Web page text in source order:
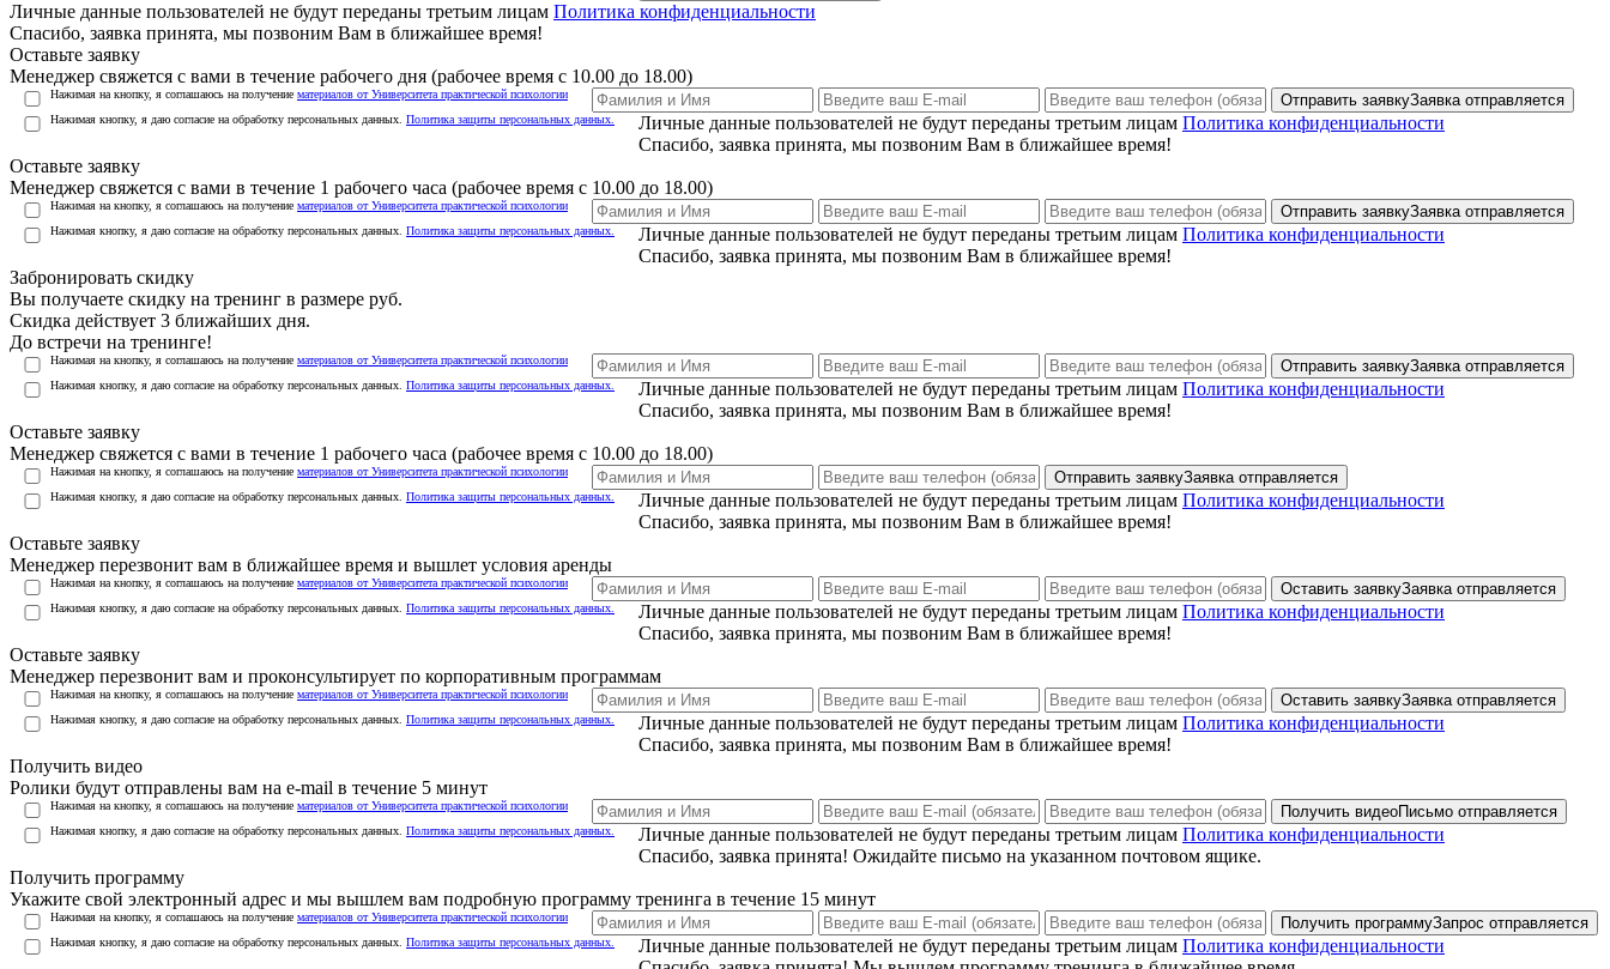
Личные данные пользователей не будут переданы третьим лицам Политика конфиденциальности
Спасибо, заявка принята, мы позвоним Вам в ближайшее время!
Оставьте заявку
Менеджер свяжется с вами в течение рабочего дня (рабочее время с 10.00 до 18.00)
Нажимая на кнопку, я соглашаюсь на получение материалов от Университета практической психологии
Нажимая кнопку, я даю согласие на обработку персональных данных. Политика защиты персональных данных.
Отправить заявкуЗаявка отправляется
Личные данные пользователей не будут переданы третьим лицам Политика конфиденциальности
Спасибо, заявка принята, мы позвоним Вам в ближайшее время!
Оставьте заявку
Менеджер свяжется с вами в течение 1 рабочего часа (рабочее время с 10.00 до 18.00)
Нажимая на кнопку, я соглашаюсь на получение материалов от Университета практической психологии
Нажимая кнопку, я даю согласие на обработку персональных данных. Политика защиты персональных данных.
Отправить заявкуЗаявка отправляется
Личные данные пользователей не будут переданы третьим лицам Политика конфиденциальности
Спасибо, заявка принята, мы позвоним Вам в ближайшее время!
Забронировать скидку
Вы получаете скидку на тренинг в размере руб.
Скидка действует 3 ближайших дня.
До встречи на тренинге!
Нажимая на кнопку, я соглашаюсь на получение материалов от Университета практической психологии
Нажимая кнопку, я даю согласие на обработку персональных данных. Политика защиты персональных данных.
Отправить заявкуЗаявка отправляется
Личные данные пользователей не будут переданы третьим лицам Политика конфиденциальности
Спасибо, заявка принята, мы позвоним Вам в ближайшее время!
Оставьте заявку
Менеджер свяжется с вами в течение 1 рабочего часа (рабочее время с 10.00 до 18.00)
Нажимая на кнопку, я соглашаюсь на получение материалов от Университета практической психологии
Нажимая кнопку, я даю согласие на обработку персональных данных. Политика защиты персональных данных.
Отправить заявкуЗаявка отправляется
Личные данные пользователей не будут переданы третьим лицам Политика конфиденциальности
Спасибо, заявка принята, мы позвоним Вам в ближайшее время!
Оставьте заявку
Менеджер перезвонит вам в ближайшее время и вышлет условия аренды
Нажимая на кнопку, я соглашаюсь на получение материалов от Университета практической психологии
Нажимая кнопку, я даю согласие на обработку персональных данных. Политика защиты персональных данных.
Оставить заявкуЗаявка отправляется
Личные данные пользователей не будут переданы третьим лицам Политика конфиденциальности
Спасибо, заявка принята, мы позвоним Вам в ближайшее время!
Оставьте заявку
Менеджер перезвонит вам и проконсультирует по корпоративным программам
Нажимая на кнопку, я соглашаюсь на получение материалов от Университета практической психологии
Нажимая кнопку, я даю согласие на обработку персональных данных. Политика защиты персональных данных.
Оставить заявкуЗаявка отправляется
Личные данные пользователей не будут переданы третьим лицам Политика конфиденциальности
Спасибо, заявка принята, мы позвоним Вам в ближайшее время!
Получить видео
Ролики будут отправлены вам на e-mail в течение 5 минут
Нажимая на кнопку, я соглашаюсь на получение материалов от Университета практической психологии
Нажимая кнопку, я даю согласие на обработку персональных данных. Политика защиты персональных данных.
Получить видеоПисьмо отправляется
Личные данные пользователей не будут переданы третьим лицам Политика конфиденциальности
Спасибо, заявка принята! Ожидайте письмо на указанном почтовом ящике.
Получить программу
Укажите свой электронный адрес и мы вышлем вам подробную программу тренинга в течение 15 минут
Нажимая на кнопку, я соглашаюсь на получение материалов от Университета практической психологии
Нажимая кнопку, я даю согласие на обработку персональных данных. Политика защиты персональных данных.
Получить программуЗапрос отправляется
Личные данные пользователей не будут переданы третьим лицам Политика конфиденциальности